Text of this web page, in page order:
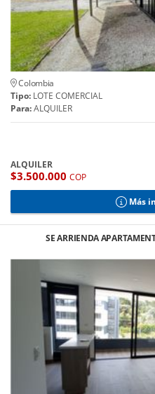
Colombia
Tipo: LOTE COMERCIAL
Para:ALQUILER
ALQUILER
$3.500.000 COP
Más
SE ARRIENDA